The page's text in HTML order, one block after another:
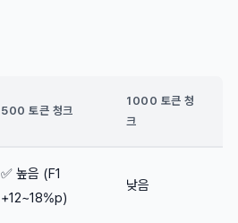
500 토큰 청크
1000 토큰 청
크
✅ 높음 (F1
+12~18%p)
낮음